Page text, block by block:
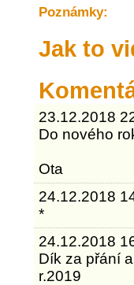
Poznámky:
Jak to
23.12.2018
Do nového
Ota
24.12.2018
*
24.12.2018
Dík za přání
r.2019